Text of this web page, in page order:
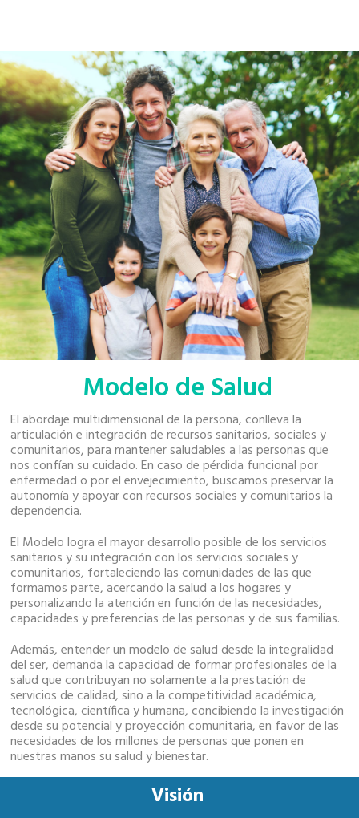
Modelo de Salud
El abordaje multidimensional de la persona, conlleva la
articulación e integración de recursos sanitarios, sociales y
comunitarios, para mantener saludables a las personas que
nos confían su cuidado. En caso de pérdida funcional por
enfermedad o por el envejecimiento, buscamos preservar la
autonomía y apoyar con recursos sociales y comunitarios la
dependencia.
El Modelo logra el mayor desarrollo posible de los servicios
sanitarios y su integración con los servicios sociales y
comunitarios, fortaleciendo las comunidades de las que
formamos parte, acercando la salud a los hogares y
personalizando la atención en función de las necesidades,
capacidades y preferencias de las personas y de sus familias.
Además, entender un modelo de salud desde la integralidad
del ser, demanda la capacidad de formar profesionales de la
salud que contribuyan no solamente a la prestación de
servicios de calidad, sino a la competitividad académica,
tecnológica, científica y humana, concibiendo la investigación
desde su potencial y proyección comunitaria, en favor de las
necesidades de los millones de personas que ponen en
nuestras manos su salud y bienestar.
Visión